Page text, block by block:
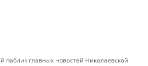
паблик главных новостей Николаевской